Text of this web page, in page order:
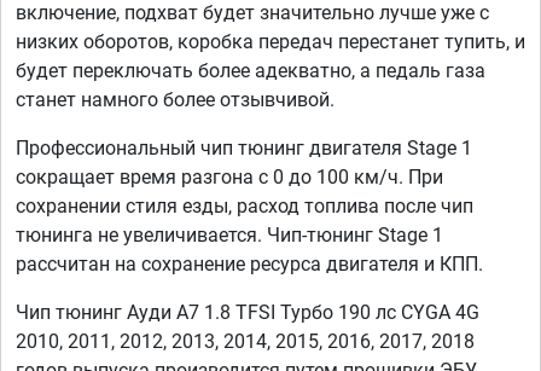
включение, подхват будет значительно лучше уже с
низких оборотов, коробка передач перестанет тупить, и
будет переключать более адекватно, а педаль газа
станет намного более отзывчивой.
Профессиональный чип тюнинг двигателя Stage 1
сокращает время разгона с 0 до 100 км/ч. При
сохранении стиля езды, расход топлива после чип
тюнинга не увеличивается. Чип-тюнинг Stage 1
рассчитан на сохранение ресурса двигателя и КПП.
Чип тюнинг Ауди А7 1.8 TFSI Турбо 190 лс CYGA 4G
2010, 2011, 2012, 2013, 2014, 2015, 2016, 2017, 2018